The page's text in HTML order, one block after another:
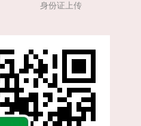
身份证上传